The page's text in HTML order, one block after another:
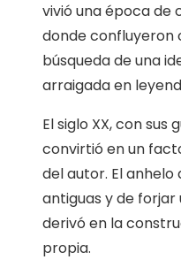
vivió una época de
donde confluyeron
búsqueda de una
arraigada en
El siglo XX, con sus
convirtió en un
del autor. El
antiguas y de
derivó en la
propia.